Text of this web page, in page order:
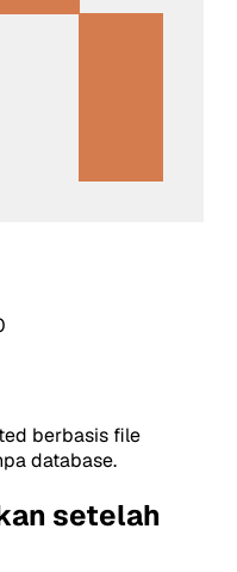
berbasis file
database.
setelah